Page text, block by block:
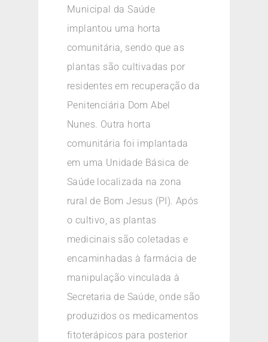
Municipal da Saúde
implantou uma horta
comunitária, sendo que as
plantas são cultivadas por
residentes em recuperação da
Penitenciária Dom Abel
Nunes. Outra horta
comunitária foi implantada
em uma Unidade Básica de
Saúde localizada na zona
rural de Bom Jesus (PI). Após
o cultivo, as plantas
medicinais são coletadas e
encaminhadas à farmácia de
manipulação vinculada à
Secretaria de Saúde, onde são
produzidos os medicamentos
fitoterápicos para posterior